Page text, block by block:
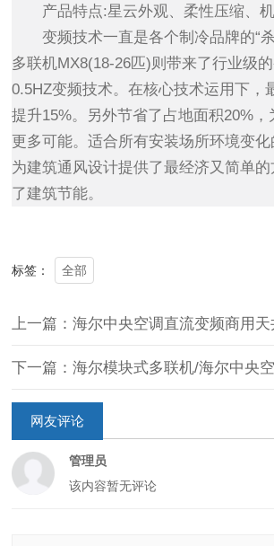
产品特点:星云外观、柔性压缩、机
变频技术一直是各个制冷品牌的“杀
多联机MX8(18-26匹)则带来了行业级的
0.5HZ变频技术。在核心技术运用下，
提升15%。另外节省了占地面积20%
更多可能。适合所有安装场所环境变化
为建筑通风设计提供了最经济又简单
了建筑节能。
标签： 全部
下一篇：海尔模块式多联机/海尔中央
网友评论
管理员
该内容暂无评论